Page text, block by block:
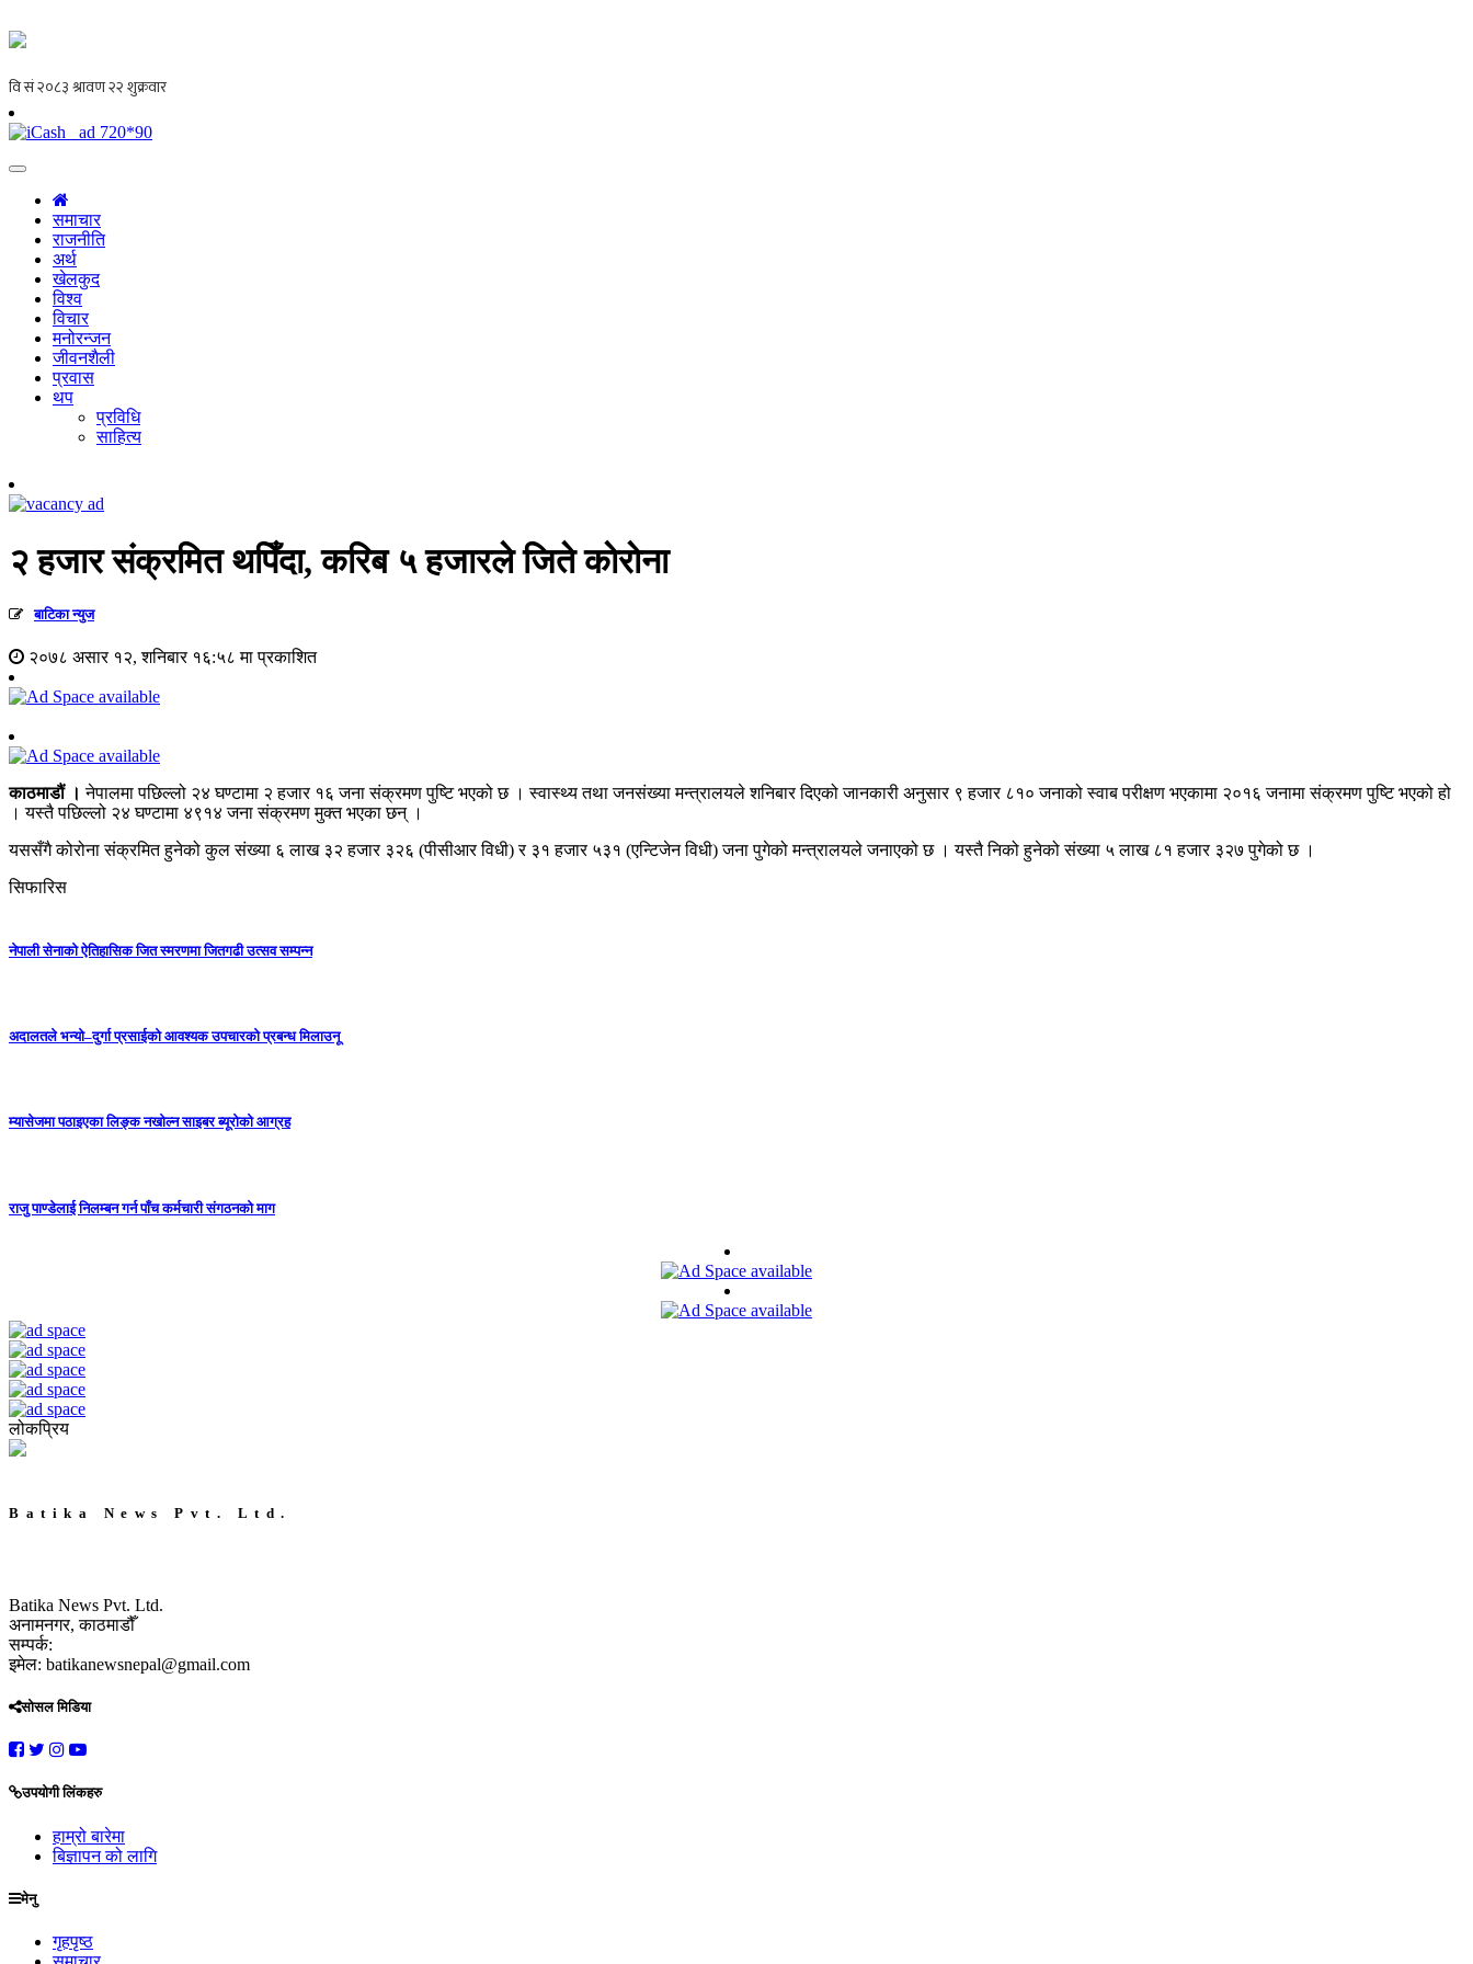
समाचार
राजनीति
अर्थ
खेलकुद
विश्व
विचार
मनोरन्जन
जीवनशैली
प्रवास
थप
प्रविधि
साहित्य
२ हजार संक्रमित थपिँदा, करिब ५ हजारले जिते काेराेना
बाटिका न्युज
२०७८ असार १२, शनिबार १६:५८ मा प्रकाशित
काठमाडौं । नेपालमा पछिल्लो २४ घण्टामा २ हजार १६ जना संक्रमण पुष्टि भएको छ । स्वास्थ्य तथा जनसंख्या मन्त्रालयले शनिबार दिएको जानकारी अनुसार ९ हजार ८१० जनाको स्वाब परीक्षण भएकामा २०१६ जनामा संक्रमण पुष्टि भएको हो
। यस्तै पछिल्लो २४ घण्टामा ४९१४ जना संक्रमण मुक्त भएका छन् ।
यससँगै कोरोना संक्रमित हुनेको कुल संख्या ६ लाख ३२ हजार ३२६ (पीसीआर विधी) र ३१ हजार ५३१ (एन्टिजेन विधी) जना पुगेको मन्त्रालयले जनाएको छ । यस्तै निको हुनेको संख्या ५ लाख ८१ हजार ३२७ पुगेको छ ।
सिफारिस
नेपाली सेनाको ऐतिहासिक जित स्मरणमा जितगढी उत्सव सम्पन्न
अदालतले भन्यो–दुर्गा प्रसाईको आवश्यक उपचारको प्रबन्ध मिलाउनू
म्यासेजमा पठाइएका लिङ्क नखोल्न साइबर ब्यूरोको आग्रह
राजु पाण्डेलाई निलम्बन गर्न पाँच कर्मचारी संगठनको माग
लोकप्रिय
Batika News Pvt. Ltd.
Batika News Pvt. Ltd.
अनामनगर, काठमाडौँ
सम्पर्क:
इमेल: batikanewsnepal@gmail.com
सोसल मिडिया
उपयोगी लिंकहरु
हाम्रो बारेमा
बिज्ञापन को लागि
मेनु
गृहपृष्ठ